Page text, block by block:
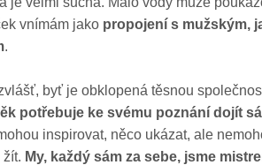
vnímám jako propojení s mužským,
.
byť je obklopená těsnou
potřebuje ke svému poznání dojít
inspirovat, něco ukázat, ale
žít. My, každý sám za sebe, jsme